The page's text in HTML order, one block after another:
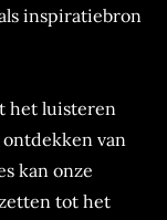
inspiratiebron
het luisteren
van
kan onze
tot het